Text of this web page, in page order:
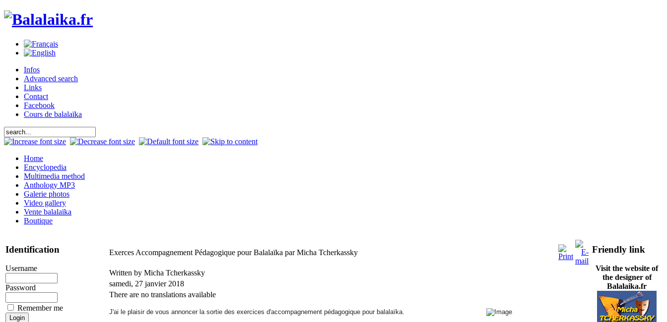
Infos
Advanced search
Links
Contact
Facebook
Cours de balalaïka
Home
Encyclopedia
Multimedia method
Anthology MP3
Galerie photos
Video gallery
Vente balalaïka
Boutique
Identification
Username
Password
Remember me
Exerces Accompagnement Pédagogique pour Balalaïka par Micha Tcherkassky
Written by Micha Tcherkassky
samedi, 27 janvier 2018
There are no translations available
J'ai le plaisir de vous annoncer la sortie des exercices d'accompagnement pédagogique pour balalaïka.
Friendly link
Visit the website of
the designer of
Balalaika.fr